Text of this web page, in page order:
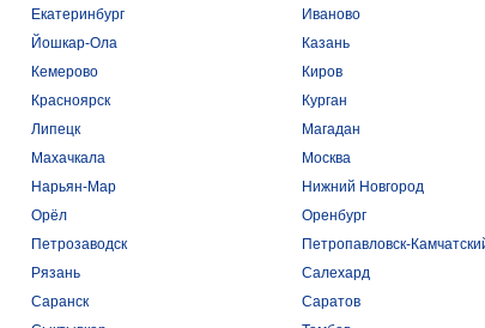
Екатеринбург
Иваново
Йошкар-Ола
Казань
Кемерово
Киров
Красноярск
Курган
Липецк
Магадан
Махачкала
Москва
Нарьян-Мар
Нижний Новгород
Орёл
Оренбург
Петрозаводск
Петропавловск-
Рязань
Салехард
Саранск
Саратов